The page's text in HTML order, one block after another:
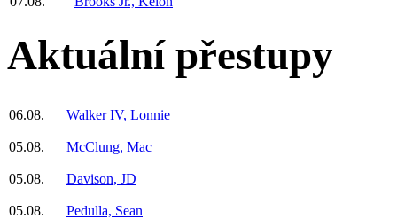
Aktuální přestupy
06.08. Walker IV, Lonnie
05.08. McClung, Mac
05.08. Davison, JD
05.08. Pedulla, Sean